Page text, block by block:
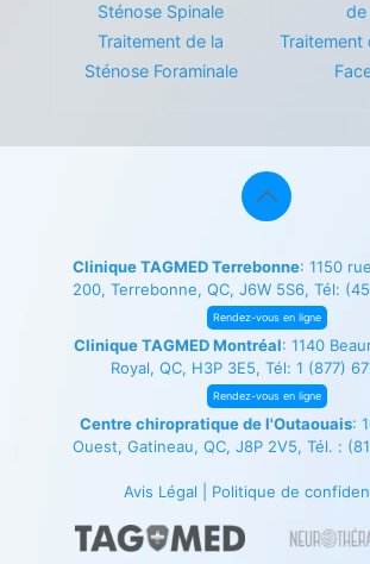
Sténose Spinale
Traitement de la
Sténose Foraminale
de
Traitement
Clinique TAGMED Terrebonne: 1150
200, Terrebonne, QC, J6W 5S6, Tél:
Rendez-vous en ligne
Clinique TAGMED Montréal: 1140
Royal, QC, H3P 3E5, Tél: 1 (877)
Rendez-vous en ligne
Centre chiropratique de l'Outaouais:
Ouest, Gatineau, QC, J8P 2V5, Tél. :
Avis Légal Politique de